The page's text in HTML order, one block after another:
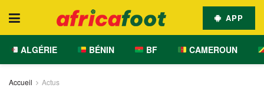
APP
ALGÉRIE BÉNIN BF CAMEROUN
Accueil Actus